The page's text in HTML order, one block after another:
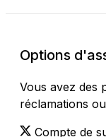
Options
Vous avez des
réclamations
Compte de